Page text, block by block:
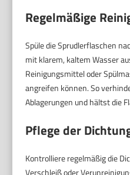
Regelmäßige
Spüle die Sprudlerflaschen
mit klarem, kaltem Wasser
Reinigungsmittel oder
angreifen können. So
Ablagerungen und hältst die
Pflege der
Kontrolliere regelmäßig die
Verschleiß oder